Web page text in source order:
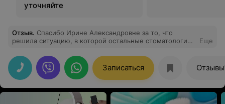
уточняйте
Отзыв. Спасибо Ирине Александровне за то, что
решила ситуацию, в которой остальные стоматологи
красиво сделала сложный зуб. Огромная
благодарность!
Еще
Записаться Отзывы